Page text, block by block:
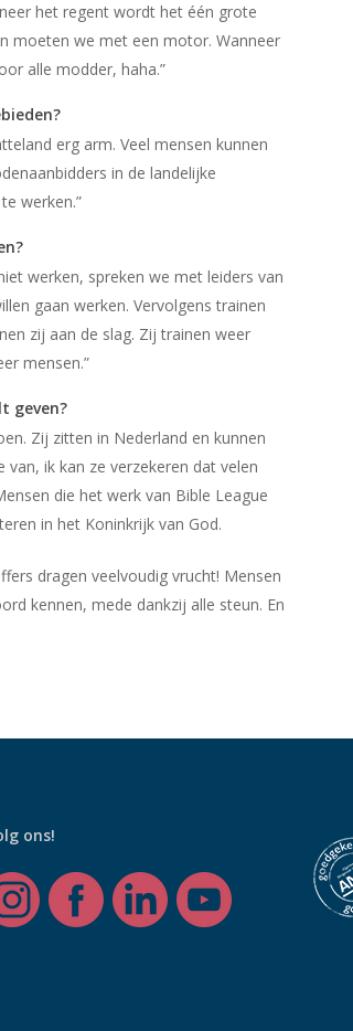
het regent wordt het één grote
moeten we met een motor. Wanneer
alle modder, haha.”
erg arm. Veel mensen kunnen
in de landelijke
werken.”
werken, spreken we met leiders van
gaan werken. Vervolgens trainen
zij aan de slag. Zij trainen weer
mensen.”
geven?
Zij zitten in Nederland en kunnen
ik kan ze verzekeren dat velen
die het werk van Bible League
in het Koninkrijk van God.
dragen veelvoudig vrucht! Mensen
kennen, mede dankzij alle steun. En
ons!